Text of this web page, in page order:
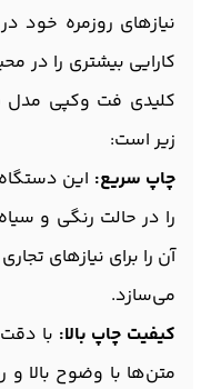
نیازهای روزمره خود
کارایی بیشتری را در
زیر است:
چاپ سریع:
را در حالت رنگی و
آن را برای نیازهای
می‌سازد.
کیفیت چاپ بالا:
متن‌ها با وضوح بالا و